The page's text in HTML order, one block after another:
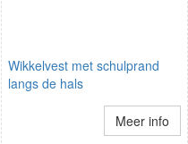
Wikkelvest met schulprand
langs de hals
Meer info